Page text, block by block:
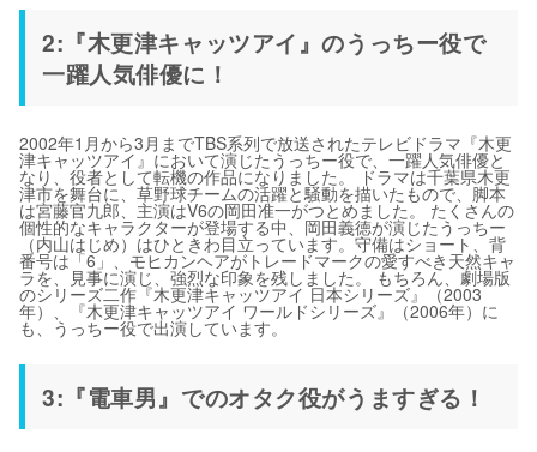
2:『木更津キャッツアイ』のうっちー役で
一躍人気俳優に！
2002年1月から3月までTBS系列で放送されたテレビドラマ『木更
津キャッツアイ』において演じたうっちー役で、一躍人気俳優と
なり、役者として転機の作品になりました。 ドラマは千葉県木更
津市を舞台に、草野球チームの活躍と騒動を描いたもので、脚本
は宮藤官九郎、主演はV6の岡田准一がつとめました。 たくさんの
個性的なキャラクターが登場する中、岡田義徳が演じたうっちー
（内山はじめ）はひときわ目立っています。守備はショート、背
番号は「6」、モヒカンヘアがトレードマークの愛すべき天然キャ
ラを、見事に演じ、強烈な印象を残しました。 もちろん、劇場版
のシリーズ二作『木更津キャッツアイ 日本シリーズ』（2003
年）、『木更津キャッツアイ ワールドシリーズ』（2006年）に
も、うっちー役で出演しています。
3:『電車男』でのオタク役がうますぎる！